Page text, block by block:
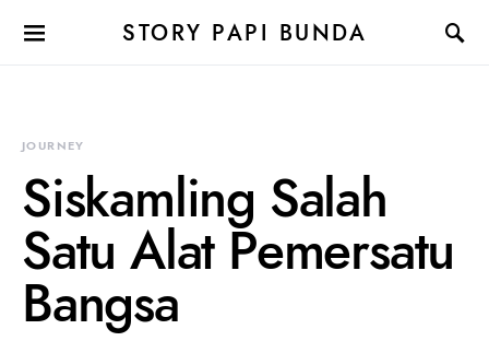
STORY PAPI BUNDA
JOURNEY
Siskamling Salah
Satu Alat Pemersatu
Bangsa